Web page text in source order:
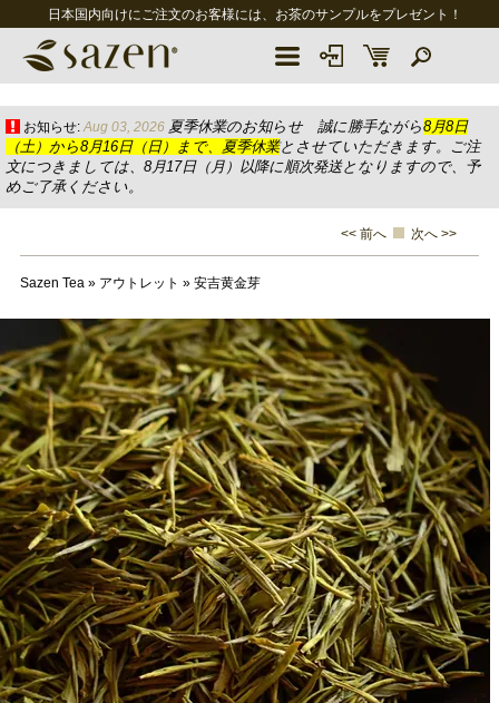
日本国内向けにご注文のお客様には、お茶のサンプルをプレゼント！
お知らせ: Aug 03, 2026 夏季休業のお知らせ 誠に勝手ながら8月8日
（土）から8月16日（日）まで、夏季休業とさせていただきます。ご注
文につきましては、8月17日（月）以降に順次発送となりますので、予
めご了承ください。
<< 前へ 次へ >>
Sazen Tea» アウトレット » 安吉黄金芽